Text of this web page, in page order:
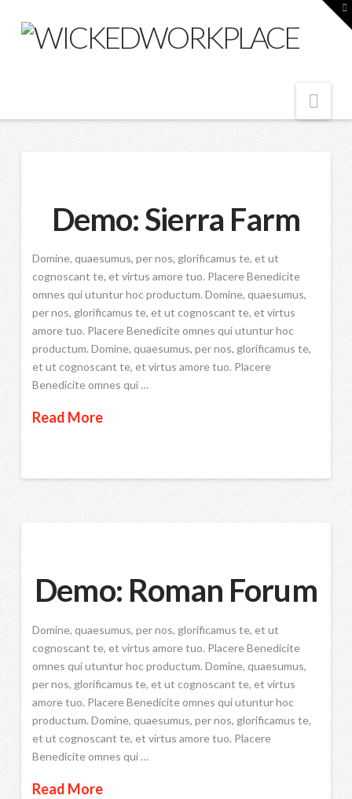
Demo: Sierra Farm
Domine, quaesumus, per nos, glorificamus te, et ut
cognoscant te, et virtus amore tuo. Placere Benedicite
omnes qui utuntur hoc productum. Domine, quaesumus,
per nos, glorificamus te, et ut cognoscant te, et virtus
amore tuo. Placere Benedicite omnes qui utuntur hoc
productum. Domine, quaesumus, per nos, glorificamus te,
et ut cognoscant te, et virtus amore tuo. Placere
Benedicite omnes qui …
Read More
Demo: Roman Forum
Domine, quaesumus, per nos, glorificamus te, et ut
cognoscant te, et virtus amore tuo. Placere Benedicite
omnes qui utuntur hoc productum. Domine, quaesumus,
per nos, glorificamus te, et ut cognoscant te, et virtus
amore tuo. Placere Benedicite omnes qui utuntur hoc
productum. Domine, quaesumus, per nos, glorificamus te,
et ut cognoscant te, et virtus amore tuo. Placere
Benedicite omnes qui …
Read More